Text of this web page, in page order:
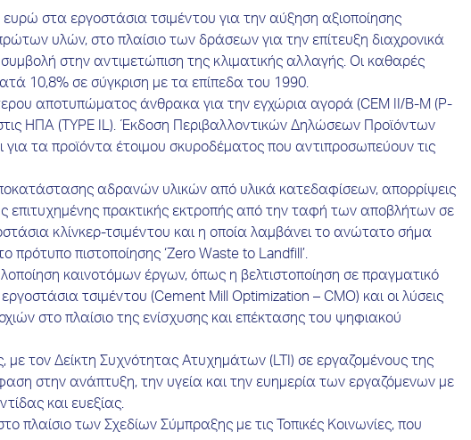
στα εργοστάσια τσιμέντου για την αύξηση αξιοποίησης
υλών, στο πλαίσιο των δράσεων για την επίτευξη διαχρονικά
στην αντιμετώπιση της κλιματικής αλλαγής. Οι καθαρές
10,8% σε σύγκριση με τα επίπεδα του 1990.
αποτυπώματος άνθρακα για την εγχώρια αγορά (CEM II/B-M (P-
ΗΠΑ (TYPE IL). Έκδοση Περιβαλλοντικών Δηλώσεων Προϊόντων
για τα προϊόντα έτοιμου σκυροδέματος που αντιπροσωπεύουν τις
αδρανών υλικών από υλικά κατεδαφίσεων, απορρίψεις
επιτυχημένης πρακτικής εκτροπής από την ταφή των αποβλήτων σε
κλίνκερ-τσιμέντου και η οποία λαμβάνει το ανώτατο σήμα
πιστοποίησης ‘Zero Waste to Landfill’.
καινοτόμων έργων, όπως η βελτιστοποίηση σε πραγματικό
τσιμέντου (Cement Mill Optimization – CMO) και οι λύσεις
στο πλαίσιο της ενίσχυσης και επέκτασης του ψηφιακού
τον Δείκτη Συχνότητας Ατυχημάτων (LTI) σε εργαζομένους της
στην ανάπτυξη, την υγεία και την ευημερία των εργαζόμενων με
και ευεξίας.
πλαίσιο των Σχεδίων Σύμπραξης με τις Τοπικές Κοινωνίες, που